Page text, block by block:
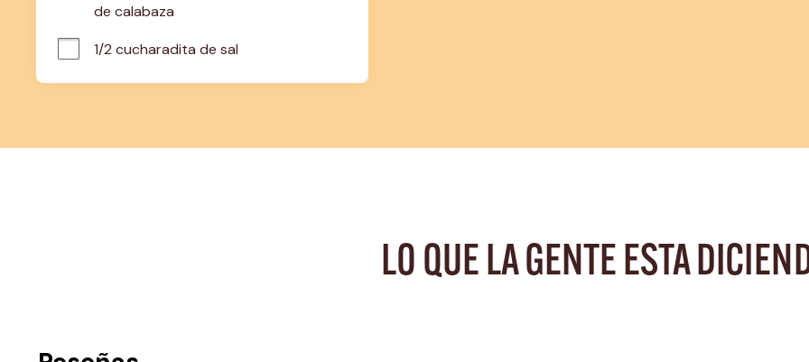
de calabaza
1/2 cucharadita de sal
LO QUE LA GENTE ESTA